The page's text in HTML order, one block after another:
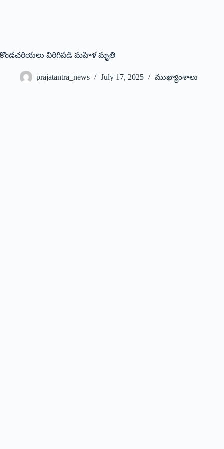
కొండచరియలు విరిగిపడి మహిళ మృతి
prajatantra_news July 17, 2025 ముఖ్యాంశాలు